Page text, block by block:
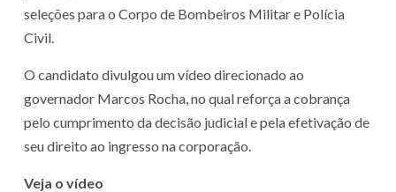
seleções para o Corpo de Bombeiros Militar e Polícia
Civil.
O candidato divulgou um vídeo direcionado ao
governador Marcos Rocha, no qual reforça a cobrança
pelo cumprimento da decisão judicial e pela efetivação de
seu direito ao ingresso na corporação.
Veja o vídeo